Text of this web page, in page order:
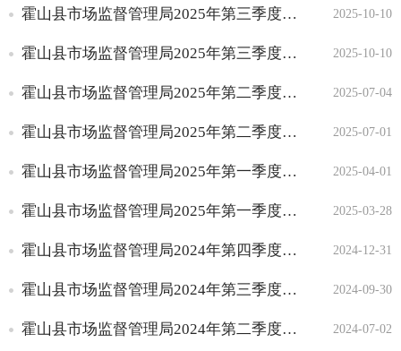
2025-10-10
霍山县市场监督管理局2025年第三季度食品小摊贩许可办理信息
2025-10-10
霍山县市场监督管理局2025年第三季度小餐饮许可信息
2025-07-04
霍山县市场监督管理局2025年第二季度小餐饮许可信息
2025-07-01
霍山县市场监督管理局2025年第二季度食品小摊贩许可办理信息
2025-04-01
霍山县市场监督管理局2025年第一季度食品小摊贩许可办理信息
2025-03-28
霍山县市场监督管理局2025年第一季度小餐饮许可信息
2024-12-31
霍山县市场监督管理局2024年第四季度小餐饮许可信息
2024-09-30
霍山县市场监督管理局2024年第三季度小餐饮许可信息
2024-07-02
霍山县市场监督管理局2024年第二季度小餐饮许可信息